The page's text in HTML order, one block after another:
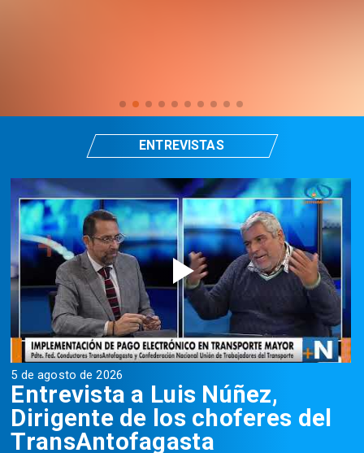
5 de agosto de 2026
Entrevista a Luis Núñez,
Dirigente de los choferes del
TransAntofagasta
ENTREVISTAS